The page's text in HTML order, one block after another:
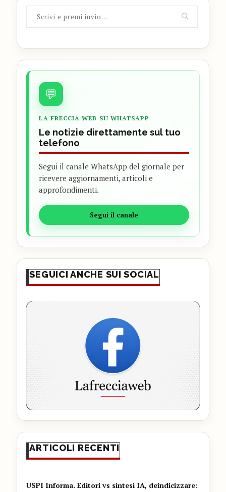
💬
LA FRECCIA WEB SU WHATSAPP
Le notizie direttamente sul tuo
telefono
Segui il canale WhatsApp del giornale per
ricevere aggiornamenti, articoli e
approfondimenti.
Segui il canale
SEGUICI ANCHE SUI SOCIAL
ARTICOLI RECENTI
USPI Informa. Editori vs sintesi IA, deindicizzare: